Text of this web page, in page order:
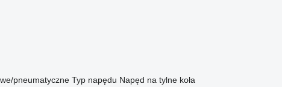
pneumatyczne Typ napędu Napęd na tylne koła